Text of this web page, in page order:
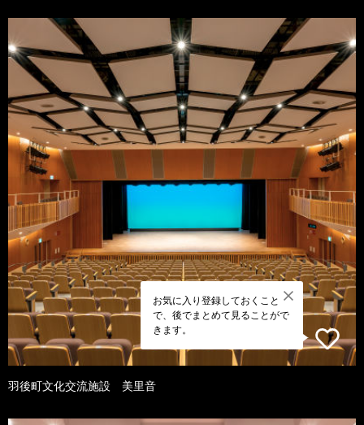
お気に入り登録しておくこと
で、後でまとめて見ることがで
きます。
羽後町文化交流施設 美里音